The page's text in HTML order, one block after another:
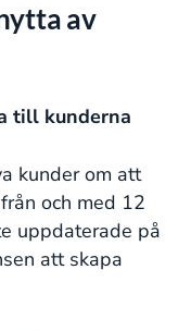
av
till kunderna
kunder om att
och med 12
uppdaterade på
att skapa